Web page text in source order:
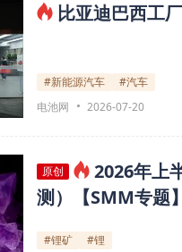
比亚迪巴西工
#新能源汽车
#汽车
电池网
2026-07-20
原创
2026年上
测）【SMM专题】
#锂矿
#锂